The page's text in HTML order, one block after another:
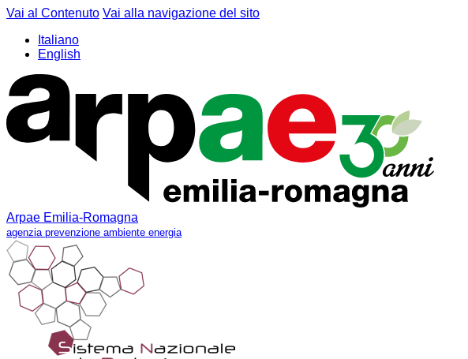
Vai al Contenuto Vai alla navigazione del sito
Italiano
English
Arpae Emilia-Romagna
agenzia prevenzione ambiente energia